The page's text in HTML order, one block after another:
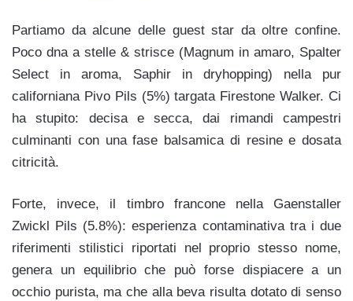
Partiamo da alcune delle guest star da oltre confine.
Poco dna a stelle & strisce (Magnum in amaro, Spalter
Select in aroma, Saphir in dryhopping) nella pur
californiana Pivo Pils (5%) targata Firestone Walker. Ci
ha stupito: decisa e secca, dai rimandi campestri
culminanti con una fase balsamica di resine e dosata
citricità.
Forte, invece, il timbro francone nella Gaenstaller
Zwickl Pils (5.8%): esperienza contaminativa tra i due
riferimenti stilistici riportati nel proprio stesso nome,
genera un equilibrio che può forse dispiacere a un
occhio purista, ma che alla beva risulta dotato di senso